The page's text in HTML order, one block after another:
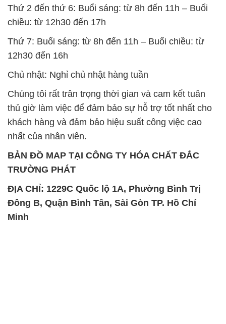
Thứ 2 đến thứ 6: Buổi sáng: từ 8h đến 11h – Buổi
chiều: từ 12h30 đến 17h
Thứ 7: Buổi sáng: từ 8h đến 11h – Buổi chiều: từ
12h30 đến 16h
Chủ nhật: Nghỉ chủ nhật hàng tuần
Chúng tôi rất trân trọng thời gian và cam kết tuân
thủ giờ làm việc để đảm bảo sự hỗ trợ tốt nhất cho
khách hàng và đảm bảo hiệu suất công việc cao
nhất của nhân viên.
BẢN ĐỒ MAP TẠI CÔNG TY HÓA CHẤT ĐẮC
TRƯỜNG PHÁT
ĐỊA CHỈ: 1229C Quốc lộ 1A, Phường Bình Trị
Đông B, Quận Bình Tân, Sài Gòn TP. Hồ Chí
Minh